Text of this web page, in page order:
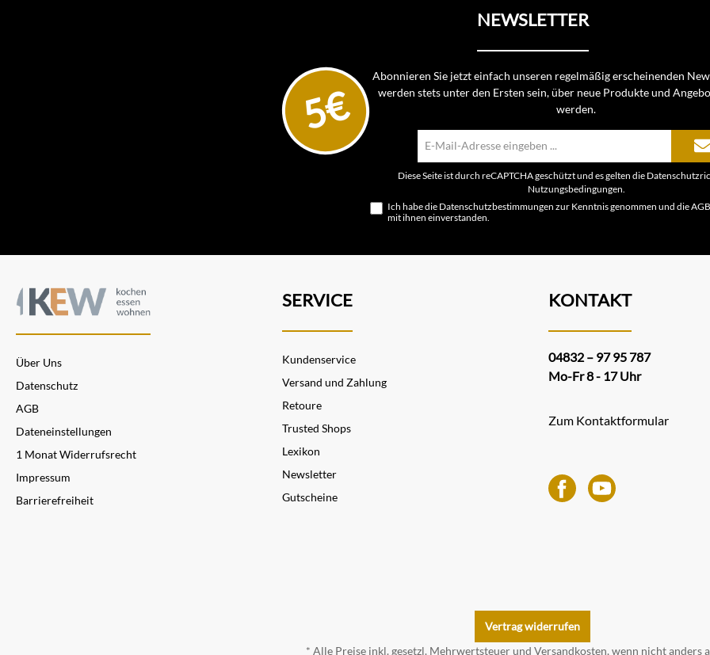
NEWSLETTER
5€
Abonnieren Sie jetzt einfach unseren regelmäßig erscheinenden
werden stets unter den Ersten sein, über neue Produkte und
werden.
Mail-
Adresse*
Diese Seite ist durch reCAPTCHA geschützt und es gelten die
Nutzungsbedingungen
Ich habe die Datenschutzbestimmungen zur Kenntnis genommen und dieAGB
mit ihnen einverstanden.
Über Uns
Datenschutz
AGB
Dateneinstellungen
1 Monat Widerrufsrecht
Impressum
Barrierefreiheit
SERVICE
Kundenservice
Versand und Zahlung
Retoure
Trusted Shops
Lexikon
Newsletter
Gutscheine
KONTAKT
04832 – 97 95 787
Mo-Fr 8 - 17 Uhr
Zum Kontaktformular
Vertrag widerrufen
* Alle Preise inkl. gesetzl. Mehrwertsteuer und Versandkosten, wenn nicht anders